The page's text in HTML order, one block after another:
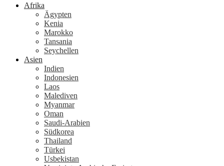
Afrika
Ägypten
Kenia
Marokko
Tansania
Seychellen
Asien
Indien
Indonesien
Laos
Malediven
Myanmar
Oman
Saudi-Arabien
Südkorea
Thailand
Türkei
Usbekistan